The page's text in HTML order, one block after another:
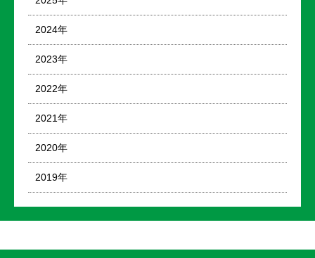
2024年
2023年
2022年
2021年
2020年
2019年